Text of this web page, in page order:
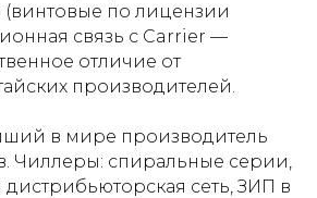
(винтовые по лицензии
связь с Carrier —
отличие от
производителей.
в мире производитель
Чиллеры: спиральные серии,
сеть, ЗИП в